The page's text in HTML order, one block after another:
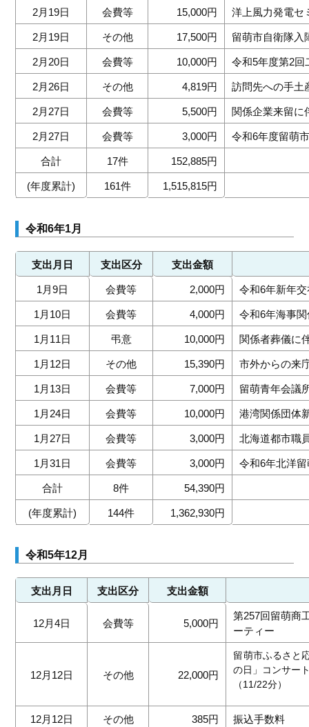
2月19日 会費等 15,000円 洋上風力発電セ
2月19日 その他 17,500円 留萌市自衛隊入
2月20日 会費等 10,000円 令和5年度第2回
2月26日 その他 4,819円 訪問先への手土
2月27日 会費等 5,500円 関係企業来留に
2月27日 会費等 3,000円 令和6年度留萌
合計 17件 152,885円
(年度累計) 161件 1,515,815円
令和6年1月
支出月日 支出区分 支出金額
1月9日 会費等 2,000円 令和6年新年
1月10日 会費等 4,000円 令和6年海事
1月11日 弔意 10,000円 関係者葬儀に
1月12日 その他 15,390円 市外からの来
1月13日 会費等 7,000円 留萌青年会議
1月24日 会費等 10,000円 港湾関係団体
1月27日 会費等 3,000円 北海道都市職
1月31日 会費等 3,000円 令和6年北洋
合計 8件 54,390円
(年度累計) 144件 1,362,930円
令和5年12月
支出月日 支出区分 支出金額
12月4日 会費等 5,000円
第257回留萌商
ーティー
12月12日 その他 22,000円
留萌市ふるさと
の日」コンサー
（11/22分）
12月12日 その他 385円 振込手数料